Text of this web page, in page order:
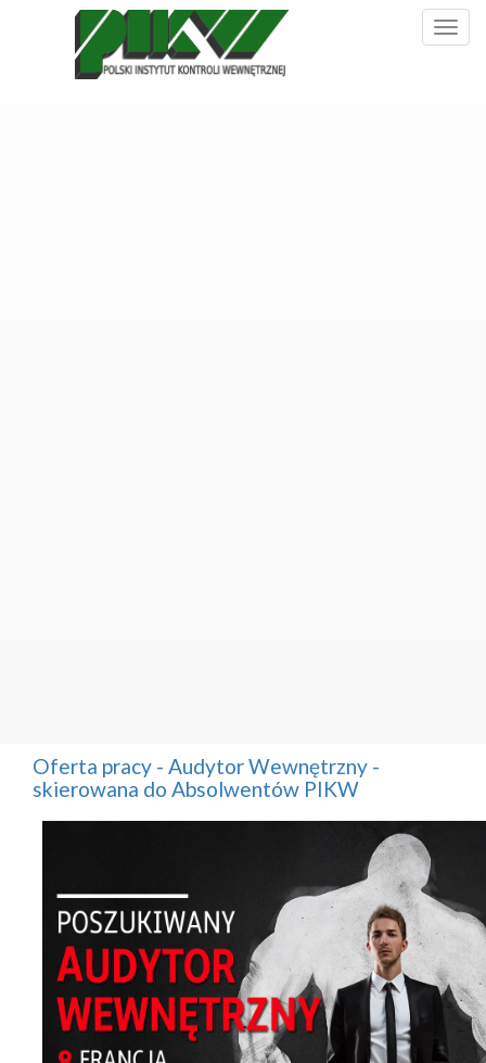
Oferta pracy - Audytor Wewnętrzny -
skierowana do Absolwentów PIKW